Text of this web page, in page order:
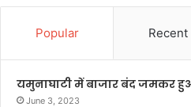
Popular Recent
यमुनाघाटी में बाजार बंद जमकर हुआ
June 3, 2023